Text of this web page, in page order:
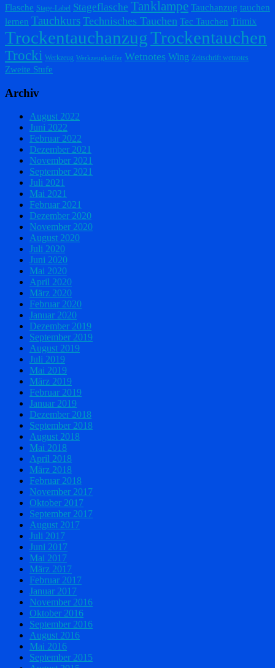
Flasche Stage-Label Stageflasche Tanklampe Tauchanzug tauchen
lernen Tauchkurs Technisches Tauchen Tec Tauchen Trimix
TrockentauchanzugTrockentauchen
Trocki Werkzeug Werkzeugkoffer Wetnotes Wing Zeitschrift wetnotes
Zweite Stufe
Archiv
August 2022
Juni 2022
Februar 2022
Dezember 2021
November 2021
September 2021
Juli 2021
Mai 2021
Februar 2021
Dezember 2020
November 2020
August 2020
Juli 2020
Juni 2020
Mai 2020
April 2020
März 2020
Februar 2020
Januar 2020
Dezember 2019
September 2019
August 2019
Juli 2019
Mai 2019
März 2019
Februar 2019
Januar 2019
Dezember 2018
September 2018
August 2018
Mai 2018
April 2018
März 2018
Februar 2018
November 2017
Oktober 2017
September 2017
August 2017
Juli 2017
Juni 2017
Mai 2017
März 2017
Februar 2017
Januar 2017
November 2016
Oktober 2016
September 2016
August 2016
Mai 2016
September 2015